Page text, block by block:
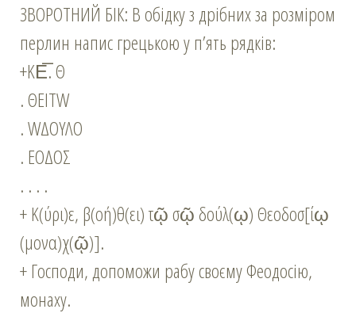
ЗВОРОТНИЙ БІК: В обідку з дрібних за розміром
перлин напис грецькою у п’ять рядків:
+ΚΕ̅. Θ
. ΘΕΙΤW
. WΔΟΥΛΟ
. ΕΟΔΟΣ
. . . .
+ Κ(ύρι)ε, β(οή)θ(ει) τῷ σῷ δούλ(ῳ) Θεοδοσ[ίῳ
(μονα)χ(ῷ)].
+ Господи, допоможи рабу своєму Феодосію,
монаху.